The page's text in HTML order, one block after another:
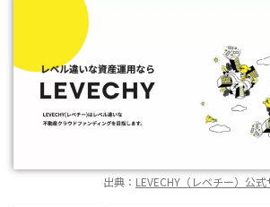
出典： LEVECHY（レベチー）公式